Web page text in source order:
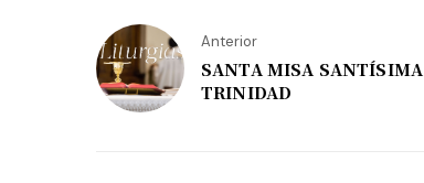
Anterior
SANTA MISA SANTÍSIMA
TRINIDAD